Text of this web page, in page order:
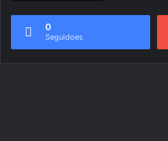
0
Seguidoes